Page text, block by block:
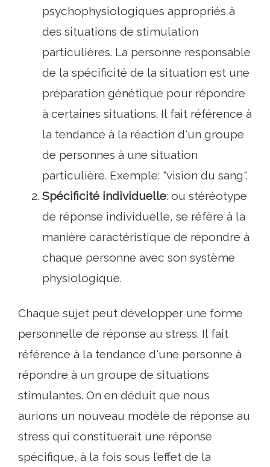
psychophysiologiques appropriés à
des situations de stimulation
particulières. La personne responsable
de la spécificité de la situation est une
préparation génétique pour répondre
à certaines situations. Il fait référence à
la tendance à la réaction d'un groupe
de personnes à une situation
particulière. Exemple: "vision du sang".
Spécificité individuelle: ou stéréotype
de réponse individuelle, se réfère à la
manière caractéristique de répondre à
chaque personne avec son système
physiologique.
Chaque sujet peut développer une forme
personnelle de réponse au stress. Il fait
référence à la tendance d'une personne à
répondre à un groupe de situations
stimulantes. On en déduit que nous
aurions un nouveau modèle de réponse au
stress qui constituerait une réponse
spécifique, à la fois sous l’effet de la